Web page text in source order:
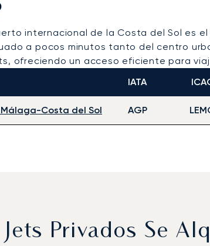
internacional de la Costa del Sol es
a pocos minutos tanto del centro
ofreciendo un acceso eficiente para
IATA
Costa del Sol AGP
Jets Privados Se